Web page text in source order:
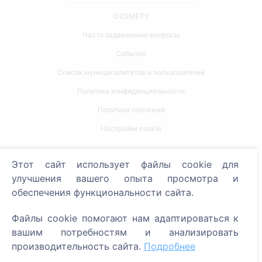
О CEMETY
Часто задаваемые вопросы
События
Список муниципалитетов и пользователей
Политика конфиденциальности
Политика платежей
Настройки cookie
Поиск усопших
Поиск кладбищ
Услуги
Контакты
Этот сайт использует файлы cookie для
улучшения вашего опыта просмотра и
обеспечения функциональности сайта.
Файлы cookie помогают нам адаптироваться к
вашим потребностям и анализировать
производительность сайта. Подробнее